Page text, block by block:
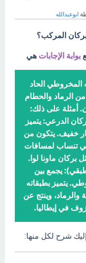
ابوعبدالله
المركب؟
بوابة الإجابات هي
المخروطي الحاد
الرماد والحطام
أمثلة على ذلك:
الدرعي: يتميز
خفيف. يتكون من
تنساب لمسافات
بركان ماونا لوا.
يجمع بين
يتميز بطبقاته
والرماد، وينتج عن
في إيطاليا.
إليك شرح لكل منها: